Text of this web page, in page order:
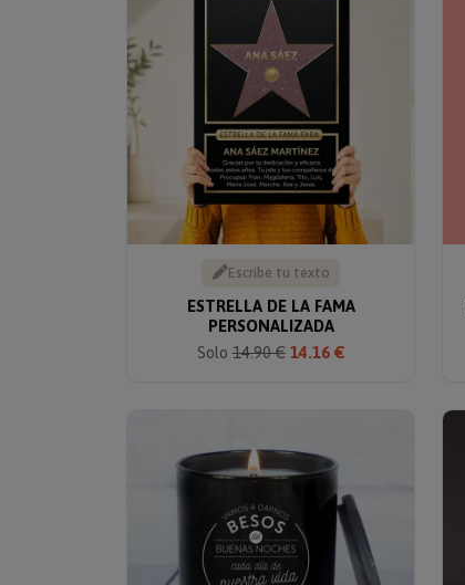
Escribe tu texto
ESTRELLA DE LA FAMA
PERSONALIZADA
Solo 14.90 € 14.16 €